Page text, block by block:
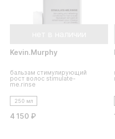
Kevin.Murphy
бальзам стимулирующий
рост волос stimulate-
me.rinse
250 мл
4 150 ₽